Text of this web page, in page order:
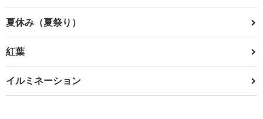
夏休み（夏祭り）
紅葉
イルミネーション